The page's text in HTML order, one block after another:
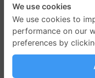
We use cookies
We use cookies to
performance on our
preferences by